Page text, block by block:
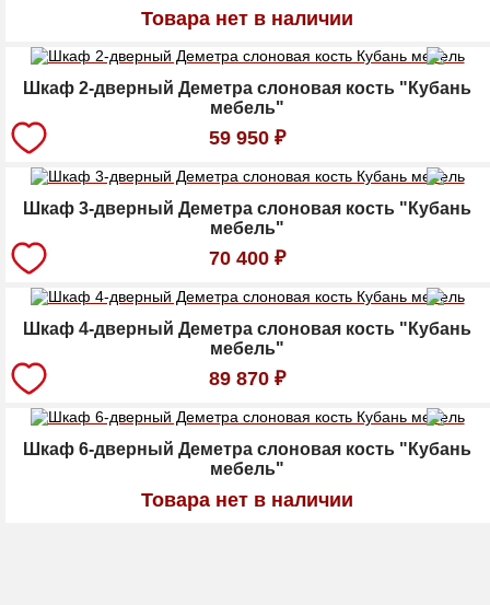
Товара нет в наличии
Шкаф 2-дверный Деметра слоновая кость "Кубань
мебель"
59 950 ₽
Шкаф 3-дверный Деметра слоновая кость "Кубань
мебель"
70 400 ₽
Шкаф 4-дверный Деметра слоновая кость "Кубань
мебель"
89 870 ₽
Шкаф 6-дверный Деметра слоновая кость "Кубань
мебель"
Товара нет в наличии